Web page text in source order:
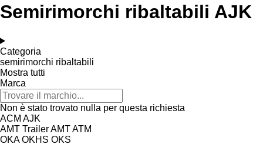
Semirimorchi ribaltabili AJK
Categoria
semirimorchi ribaltabili
Mostra tutti
Marca
Non è stato trovato nulla per questa richiesta
ACM AJK
AMT TrailerAMTATM
OKA OKHS OKS